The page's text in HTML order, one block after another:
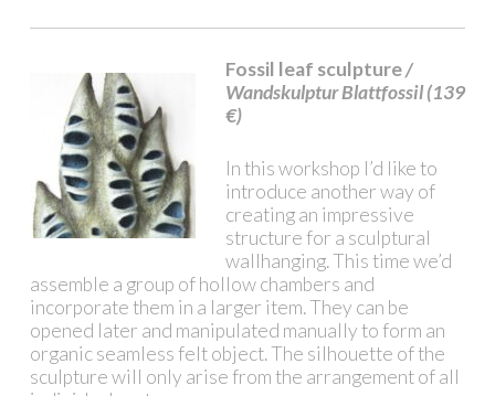
Fossil leaf sculpture/
Wandskulptur Blattfossil (139
€)
In this workshop I’d like to
introduce another way of
creating an impressive
structure for a sculptural
wallhanging. This time we’d
assemble a group of hollow chambers and
incorporate them in a larger item. They can be
opened later and manipulated manually to form an
organic seamless felt object. The silhouette of the
sculpture will only arise from the arrangement of all